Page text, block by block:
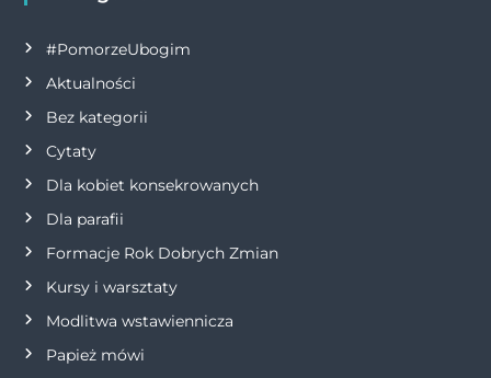
#PomorzeUbogim
Aktualności
Bez kategorii
Cytaty
Dla kobiet konsekrowanych
Dla parafii
Formacje Rok Dobrych Zmian
Kursy i warsztaty
Modlitwa wstawiennicza
Papież mówi